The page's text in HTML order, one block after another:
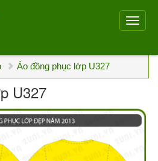
Áo đồng phục lớp U327
U327